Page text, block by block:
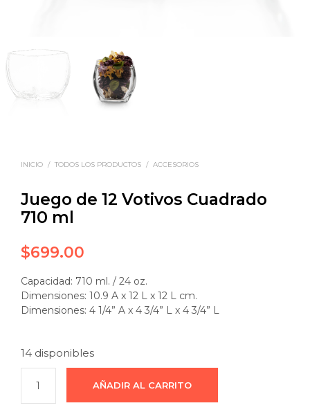
INICIO / TODOS LOS PRODUCTOS / ACCESORIOS
Juego de 12 Votivos Cuadrado
710 ml
$699.00
Capacidad: 710 ml. / 24 oz.
Dimensiones: 10.9 A x 12 L x 12 L cm.
Dimensiones: 4 1/4” A x 4 3/4” L x 4 3/4” L
14 disponibles
AÑADIR AL CARRITO